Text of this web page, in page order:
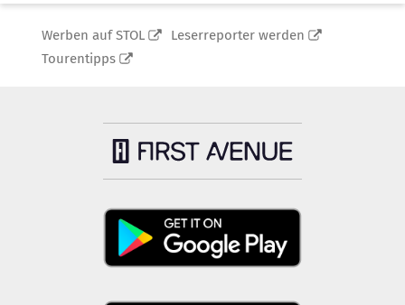
Werben auf STOL
Leserreporter werden
Tourentipps